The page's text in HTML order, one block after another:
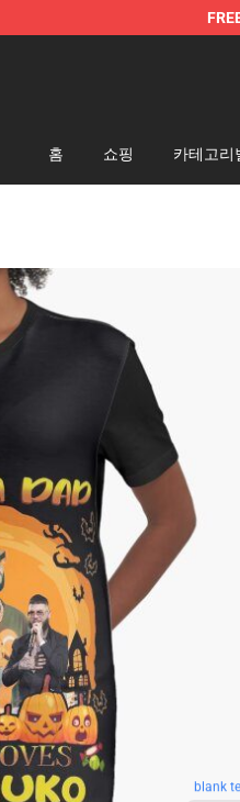
홈 쇼핑 카테고리
blank